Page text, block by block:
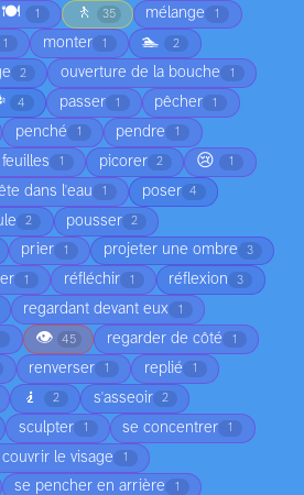
🍽️ 1 🚶 35 mélange 1
1 monter 1 🏊 2
2 ouverture de la bouche 1
4 passer 1 pêcher 1
penché 1 pendre 1
1 picorer 2 😢 1
dans l'eau 1 poser 4
2 pousser 2
prier 1 projeter une ombre 3
1 réfléchir 1 réflexion 3
regardant devant eux 1
👁️ 45 regarder de côté 1
renverser 1 replié 1
🧎 2 s'asseoir 2
sculpter 1 se concentrer 1
le visage 1
se pencher en arrière 1